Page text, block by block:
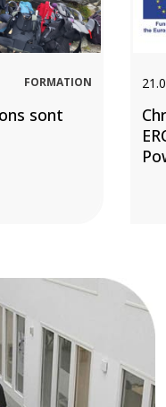
FORMATION
sont